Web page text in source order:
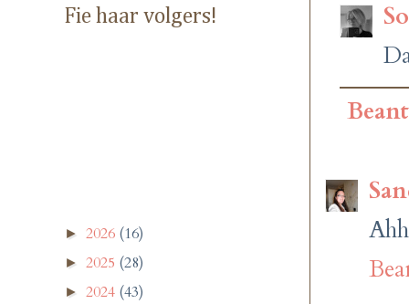
Fie haar volgers!
► 2026 (16)
► 2025 (28)
► 2024 (43)